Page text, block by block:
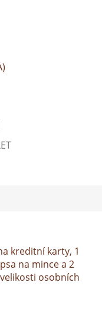
kreditní karty, 1
na mince a 2
osobních